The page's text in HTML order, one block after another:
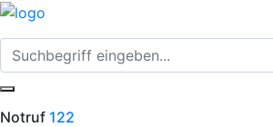
Notruf 122